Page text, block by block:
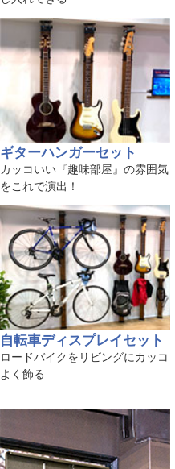
ギターハンガーセット
カッコいい『趣味部屋』の雰囲気
をこれで演出！
自転車ディスプレイセット
ロードバイクをリビングにカッコ
よく飾る